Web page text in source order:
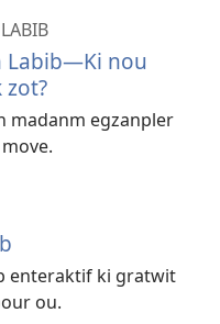
Labib​—Ki nou
madanm egzanpler
enteraktif ki gratwit
ou.